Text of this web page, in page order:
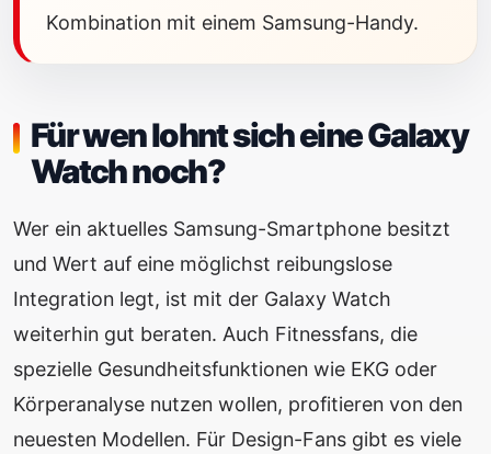
Kombination mit einem Samsung-Handy.
Für wen lohnt sich eine Galaxy
Watch noch?
Wer ein aktuelles Samsung-Smartphone besitzt
und Wert auf eine möglichst reibungslose
Integration legt, ist mit der Galaxy Watch
weiterhin gut beraten. Auch Fitnessfans, die
spezielle Gesundheitsfunktionen wie EKG oder
Körperanalyse nutzen wollen, profitieren von den
neuesten Modellen. Für Design-Fans gibt es viele